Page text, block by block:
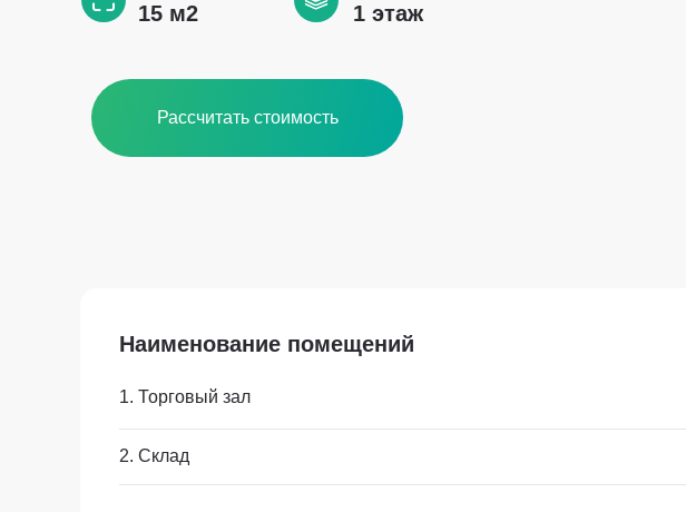
15 м2 1 этаж
Рассчитать стоимость
Наименование помещений
1. Торговый зал
2. Склад